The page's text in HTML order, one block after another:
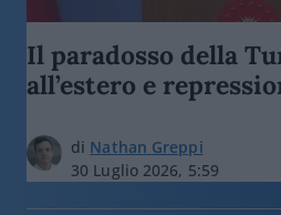
Il paradosso della
all’estero e
di Nathan Greppi
30 Luglio 2026, 5:59